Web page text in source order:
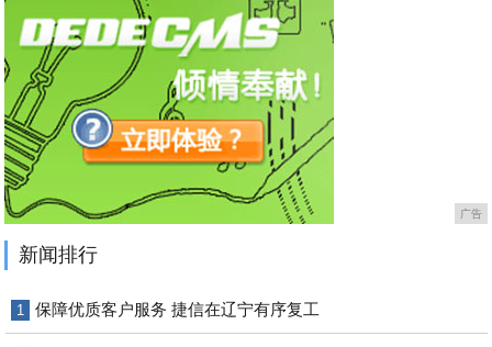
广告
新闻排行
1 保障优质客户服务 捷信在辽宁有序复工